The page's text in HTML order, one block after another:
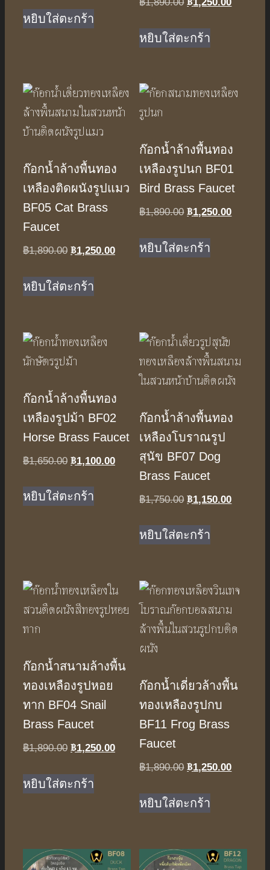
was:
฿1,500.00.
฿1,000.00.
หยิบใส่ตะกร้า
was:
฿1,890.00.
หยิบใส่ตะกร้า
ก๊อกน้ำล้างพื้นทอง
เหลืองติดผนังรูปแมว
BF05 Cat Brass
Faucet
฿1,890.00 Original
was:
฿1,890.00.
฿1,250.00Current
หยิบใส่ตะกร้า
ก๊อกน้ำล้างพื้นทอง
เหลืองรูปนก BF01
Bird Brass Faucet
฿1,890.00 Original
was:
฿1,890.00.
฿1,250.00Current
หยิบใส่ตะกร้า
ก๊อกน้ำล้างพื้นทอง
เหลืองรูปม้า BF02
Horse Brass Faucet
฿1,650.00 Original
was:
฿1,650.00.
฿1,100.00Current
หยิบใส่ตะกร้า
ก๊อกน้ำล้างพื้นทอง
เหลืองโบราณรูป
สุนัข BF07 Dog
Brass Faucet
฿1,750.00 Original
was:
฿1,750.00.
฿1,150.00Current
หยิบใส่ตะกร้า
ก๊อกน้ำสนามล้างพื้น
ทองเหลืองรูปหอย
ทาก BF04 Snail
Brass Faucet
฿1,890.00 Original
was:
฿1,890.00.
฿1,250.00Current
฿1,250.00.
หยิบใส่ตะกร้า
ก๊อกน้ำเดี่ยวล้างพื้น
ทองเหลืองรูปกบ
BF11 Frog Brass
Faucet
฿1,890.00 Original
was:
฿1,890.00.
฿1,250.00Current
หยิบใส่ตะกร้า